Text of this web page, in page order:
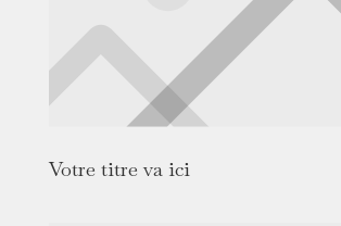
Votre titre va ici